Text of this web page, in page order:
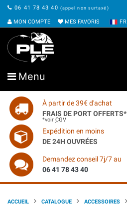
06 41 78 43 40 (appel non surtaxé)
MON COMPTE MES FAVORIS FR
Menu
À partir de 39€ d'achat
FRAIS DE PORT OFFERTS*
*voir CGV
Expédition en moins
DE 24H OUVRÉES
Demandez conseil 7j/7 au
06 41 78 43 40
ACCUEIL CATALOGUE ACCESSOIRES